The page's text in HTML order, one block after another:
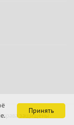
права защищены.
Принять